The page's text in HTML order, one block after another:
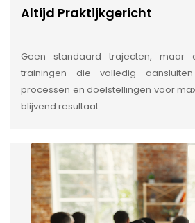
Altijd Praktijkgericht
Geen standaard trajecten, maar
trainingen die volledig
processen en doelstellingen voor
blijvend resultaat.